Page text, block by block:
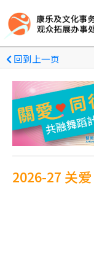
回到上一页
2026-27 关